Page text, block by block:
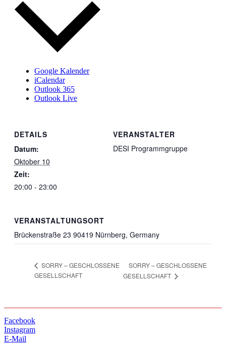
Google Kalender
iCalendar
Outlook 365
Outlook Live
DETAILS
Datum:
Oktober 10
Zeit:
20:00 - 23:00
VERANSTALTER
DESI Programmgruppe
VERANSTALTUNGSORT
Brückenstraße 23 90419 Nürnberg, Germany
SORRY – GESCHLOSSENE
GESELLSCHAFT
SORRY – GESCHLOSSENE
GESELLSCHAFT
Facebook
Instagram
E-Mail